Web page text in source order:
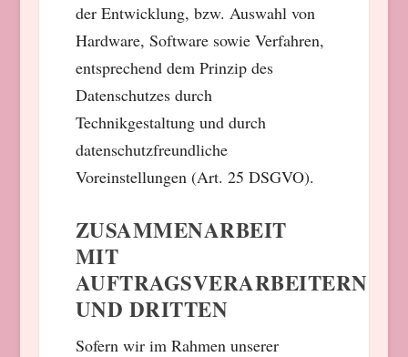
der Entwicklung, bzw. Auswahl von
Hardware, Software sowie Verfahren,
entsprechend dem Prinzip des
Datenschutzes durch
Technikgestaltung und durch
datenschutzfreundliche
Voreinstellungen (Art. 25 DSGVO).
ZUSAMMENARBEIT
MIT
AUFTRAGSVERARBEITERN
UND DRITTEN
Sofern wir im Rahmen unserer